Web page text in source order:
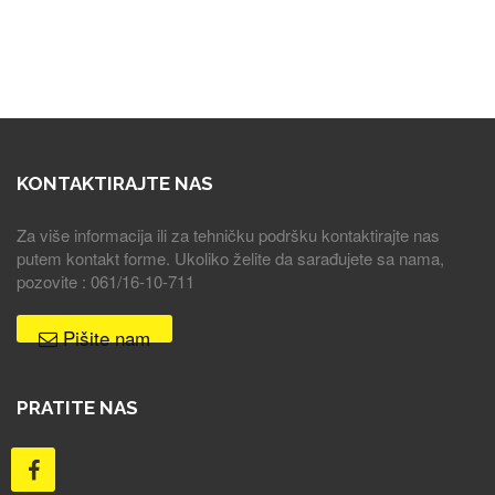
KONTAKTIRAJTE NAS
Za više informacija ili za tehničku podršku kontaktirajte nas
putem kontakt forme. Ukoliko želite da sarađujete sa nama,
pozovite : 061/16-10-711
Pišite nam
PRATITE NAS